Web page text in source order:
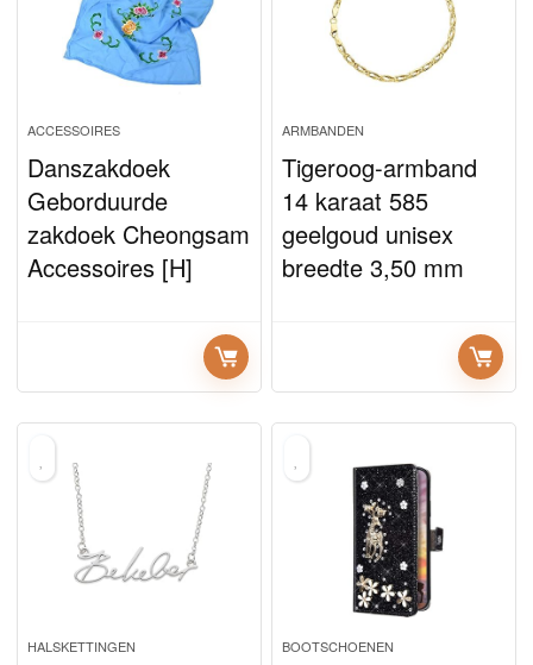
ACCESSOIRES
Danszakdoek
Geborduurde
zakdoek Cheongsam
Accessoires [H]
ARMBANDEN
Tigeroog-armband
14 karaat 585
geelgoud unisex
breedte 3,50 mm
HALSKETTINGEN BOOTSCHOENEN